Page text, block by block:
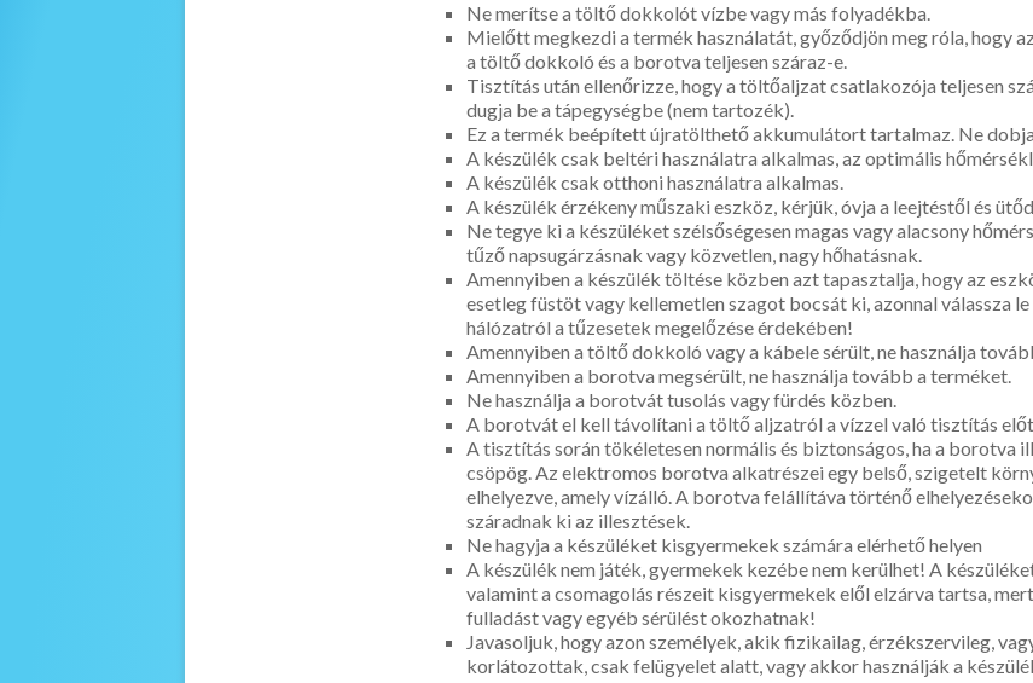
Ne merítse a töltő dokkolót vízbe vagy más folyadékba.
Mielőtt megkezdi a termék használatát, győződjön meg róla, hogy
a töltő dokkoló és a borotva teljesen száraz-e.
Tisztítás után ellenőrizze, hogy a töltőaljzat csatlakozója teljesen
dugja be a tápegységbe (nem tartozék).
Ez a termék beépített újratölthető akkumulátort tartalmaz. Ne
A készülék csak beltéri használatra alkalmas, az optimális
A készülék csak otthoni használatra alkalmas.
A készülék érzékeny műszaki eszköz, kérjük, óvja a leejtéstől és
Ne tegye ki a készüléket szélsőségesen magas vagy alacsony
tűző napsugárzásnak vagy közvetlen, nagy hőhatásnak.
Amennyiben a készülék töltése közben azt tapasztalja, hogy az
esetleg füstöt vagy kellemetlen szagot bocsát ki, azonnal válassza
hálózatról a tűzesetek megelőzése érdekében!
Amennyiben a töltő dokkoló vagy a kábele sérült, ne használja
Amennyiben a borotva megsérült, ne használja tovább a terméket.
Ne használja a borotvát tusolás vagy fürdés közben.
A borotvát el kell távolítani a töltő aljzatról a vízzel való tisztítás
A tisztítás során tökéletesen normális és biztonságos, ha a borotva
csöpög. Az elektromos borotva alkatrészei egy belső, szigetelt
elhelyezve, amely vízálló. A borotva felállítáva történő
száradnak ki az illesztések.
Ne hagyja a készüléket kisgyermekek számára elérhető helyen
A készülék nem játék, gyermekek kezébe nem kerülhet! A
valamint a csomagolás részeit kisgyermekek elől elzárva tartsa,
fulladást vagy egyéb sérülést okozhatnak!
Javasoljuk, hogy azon személyek, akik fizikailag, érzékszervileg,
korlátozottak, csak felügyelet alatt, vagy akkor használják a